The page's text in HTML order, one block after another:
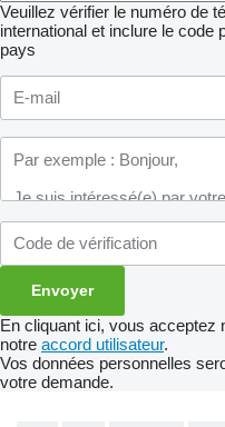
Veuillez vérifier le numéro de
international et inclure le code
pays
En cliquant ici, vous acceptez
notre accord utilisateur.
Vos données personnelles
votre demande.